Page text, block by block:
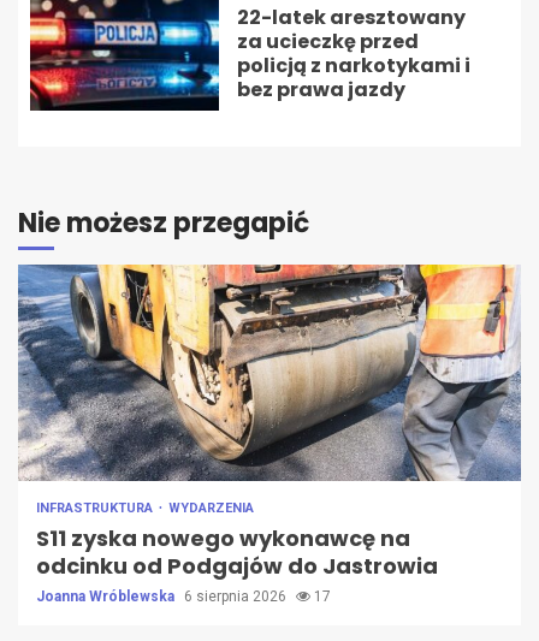
22-latek aresztowany
za ucieczkę przed
policją z narkotykami i
bez prawa jazdy
Nie możesz przegapić
INFRASTRUKTURA WYDARZENIA
S11 zyska nowego wykonawcę na
odcinku od Podgajów do Jastrowia
Joanna Wróblewska 6 sierpnia 2026 17